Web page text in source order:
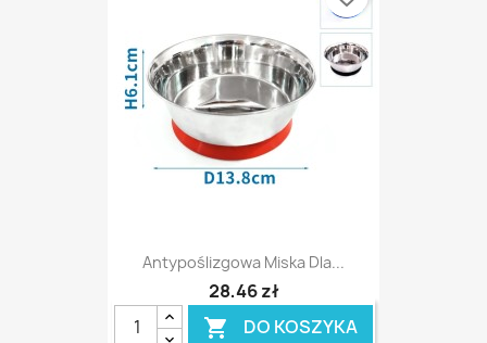
Antypoślizgowa Miska Dla...
28,46 zł
 DO KOSZYKA